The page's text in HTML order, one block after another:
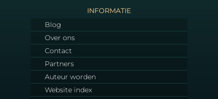
INFORMATIE
Blog
Over ons
Contact
Partners
Auteur worden
Website index